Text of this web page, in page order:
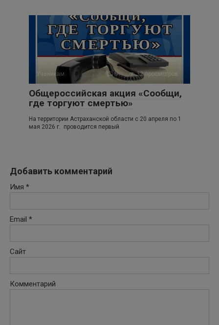
Ученикам 0 32 просмотров
Общероссийская акция «Сообщи,
где торгуют смертью»
На территории Астраханской области с 20 апреля по 1
мая 2026 г. проводится первый
Добавить комментарий
Имя *
Email *
Сайт
Комментарий